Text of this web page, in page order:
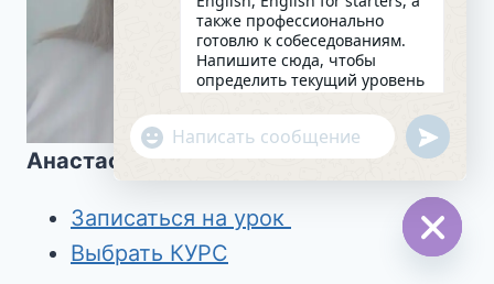
Анастасия Валяева
Записаться на урок
Выбрать КУРС
также профессионально
готовлю к собеседованиям.
Напишите сюда, чтобы
определить текущий уровень
английского и составить
индивидуальный план
занятий. Какова главная цель
в изучении языка на
"+chaty_settings.lang.emoji_picker+"
WhatsApp